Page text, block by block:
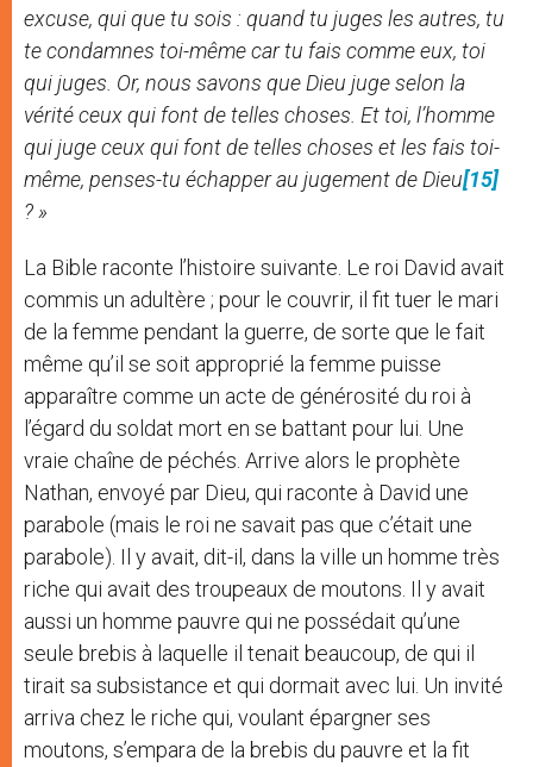
excuse, qui que tu sois : quand tu juges les autres, tu
te condamnes toi-même car tu fais comme eux, toi
qui juges. Or, nous savons que Dieu juge selon la
vérité ceux qui font de telles choses. Et toi, l’homme
qui juge ceux qui font de telles choses et les fais toi-
même, penses-tu échapper au jugement de Dieu[15]
? »
La Bible raconte l’histoire suivante. Le roi David avait
commis un adultère ; pour le couvrir, il fit tuer le mari
de la femme pendant la guerre, de sorte que le fait
même qu’il se soit approprié la femme puisse
apparaître comme un acte de générosité du roi à
l’égard du soldat mort en se battant pour lui. Une
vraie chaîne de péchés. Arrive alors le prophète
Nathan, envoyé par Dieu, qui raconte à David une
parabole (mais le roi ne savait pas que c’était une
parabole). Il y avait, dit-il, dans la ville un homme très
riche qui avait des troupeaux de moutons. Il y avait
aussi un homme pauvre qui ne possédait qu’une
seule brebis à laquelle il tenait beaucoup, de qui il
tirait sa subsistance et qui dormait avec lui. Un invité
arriva chez le riche qui, voulant épargner ses
moutons, s’empara de la brebis du pauvre et la fit